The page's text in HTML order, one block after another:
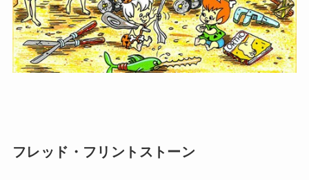
フレッド・フリントストーン